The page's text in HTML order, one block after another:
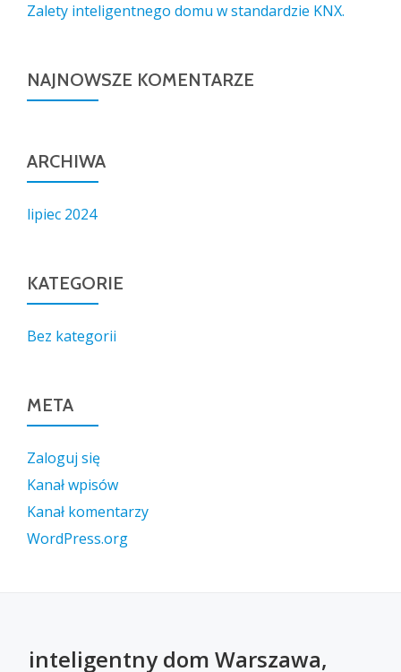
Zalety inteligentnego domu w standardzie KNX.
NAJNOWSZE KOMENTARZE
ARCHIWA
lipiec 2024
KATEGORIE
Bez kategorii
META
Zaloguj się
Kanał wpisów
Kanał komentarzy
WordPress.org
inteligentny dom Warszawa,